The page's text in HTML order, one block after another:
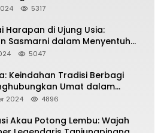
5317
Harapan di Ujung Usia:
Sasmarni dalam Menyentuh
5047
Keindahan Tradisi Berbagi
Umat dalam
dan Kebersamaan dalam
2024 4896
Akau Potong Lembu: Wajah